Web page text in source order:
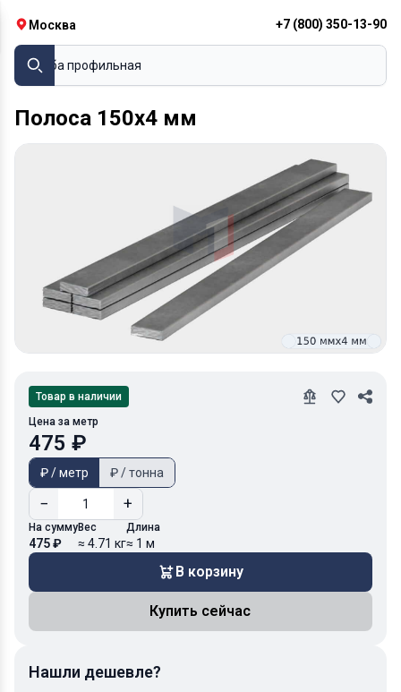
Москва +7 (800) 350-13-90
Труба профильная
Полоса 150х4 мм
Товар в наличии
Цена за метр
475 ₽
₽ / метр ₽ / тонна
− +
На сумму
475 ₽
Вес
≈ 4.71 кг
Длина
≈ 1 м
В корзину
Купить сейчас
Нашли дешевле?